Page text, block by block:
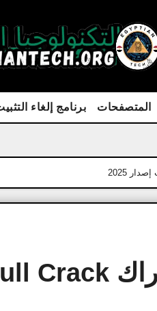
المتصفحات برنامج إلغاء